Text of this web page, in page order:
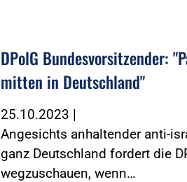
DPolG Bundesvorsitzender:
mitten in Deutschland"
25.10.2023 |
Angesichts anhaltender anti-
ganz Deutschland fordert die
wegzuschauen, wenn…